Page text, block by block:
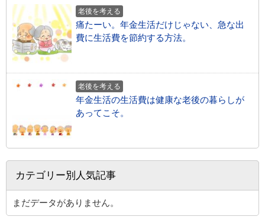
老後を考える
痛たーい。年金生活だけじゃない、急な出
費に生活費を節約する方法。
老後を考える
年金生活の生活費は健康な老後の暮らしが
あってこそ。
カテゴリー別人気記事
まだデータがありません。